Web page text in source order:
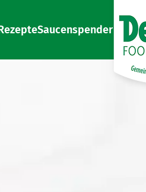
Gemeinsam Gutes besser machen
Saucenspender